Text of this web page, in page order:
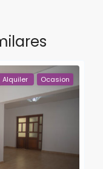
Alquiler Ocasion